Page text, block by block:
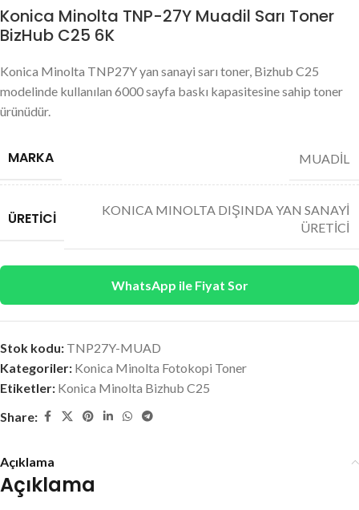
Konica Minolta TNP-27Y Muadil Sarı Toner
BizHub C25 6K
Konica Minolta TNP27Y yan sanayi sarı toner, Bizhub C25
modelinde kullanılan 6000 sayfa baskı kapasitesine sahip toner
ürünüdür.
MARKA MUADİL
ÜRETICI
KONICA MINOLTA DIŞINDA YAN SANAYİ
ÜRETİCİ
WhatsApp ile Fiyat Sor
Stok kodu: TNP27Y-MUAD
Kategoriler: Konica Minolta Fotokopi Toner
Etiketler: Konica Minolta Bizhub C25
Share:
Açıklama
Açıklama